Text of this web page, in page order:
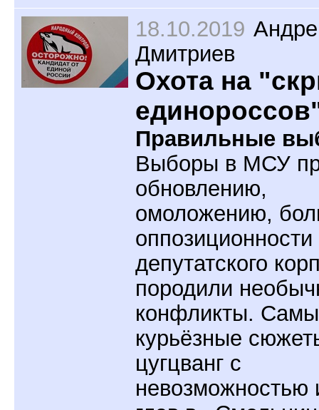
18.10.2019
Дмитриев
Охота на
Правильные
Выборы в МСУ
обновлению,
омоложению,
оппозиционности
депутатского
породили
конфликты.
курьёзные
цугцванг с
невозможностью